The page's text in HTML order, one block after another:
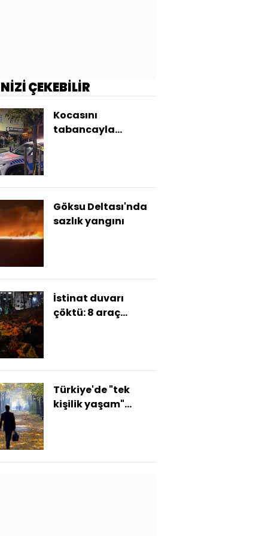
ÇEKEBİLİR
Kocasını
tabancayla
Göksu Deltası'nda
sazlık yangını
İstinat duvarı
çöktü: 8 araç
Türkiye'de "tek
kişilik yaşam"